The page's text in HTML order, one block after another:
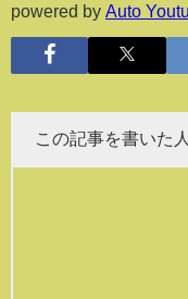
powered by Auto
この記事を書いた人